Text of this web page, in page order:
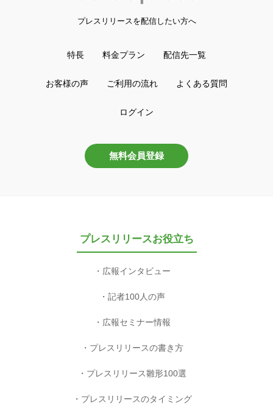
プレスリリースを配信したい方へ
特長 料金プラン 配信先一覧
お客様の声 ご利用の流れ よくある質問
ログイン
無料会員登録
プレスリリースお役立ち
広報インタビュー
記者100人の声
広報セミナー情報
プレスリリースの書き方
プレスリリース雛形100選
プレスリリースのタイミング